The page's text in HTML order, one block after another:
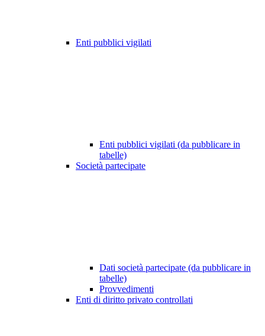
Enti pubblici vigilati
Enti pubblici vigilati (da pubblicare in
tabelle)
Società partecipate
Dati società partecipate (da pubblicare in
tabelle)
Provvedimenti
Enti di diritto privato controllati